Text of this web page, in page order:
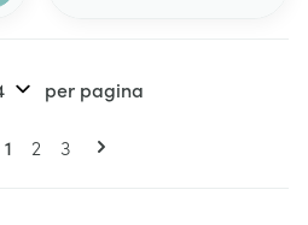
Pagina's
U lees momenteel pagina
1 Pagina
2 Pagina
3
per pagina